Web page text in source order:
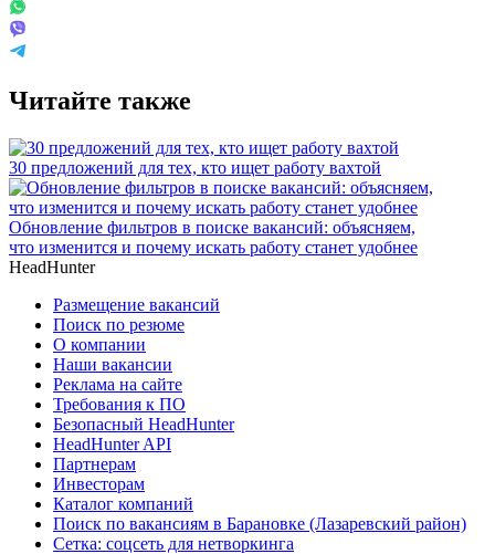
Читайте также
30 предложений для тех, кто ищет работу вахтой
Обновление фильтров в поиске вакансий: объясняем,
что изменится и почему искать работу станет удобнее
HeadHunter
Размещение вакансий
Поиск по резюме
О компании
Наши вакансии
Реклама на сайте
Требования к ПО
Безопасный HeadHunter
HeadHunter API
Партнерам
Инвесторам
Каталог компаний
Поиск по вакансиям в Барановке (Лазаревский район)
Сетка: соцсеть для нетворкинга